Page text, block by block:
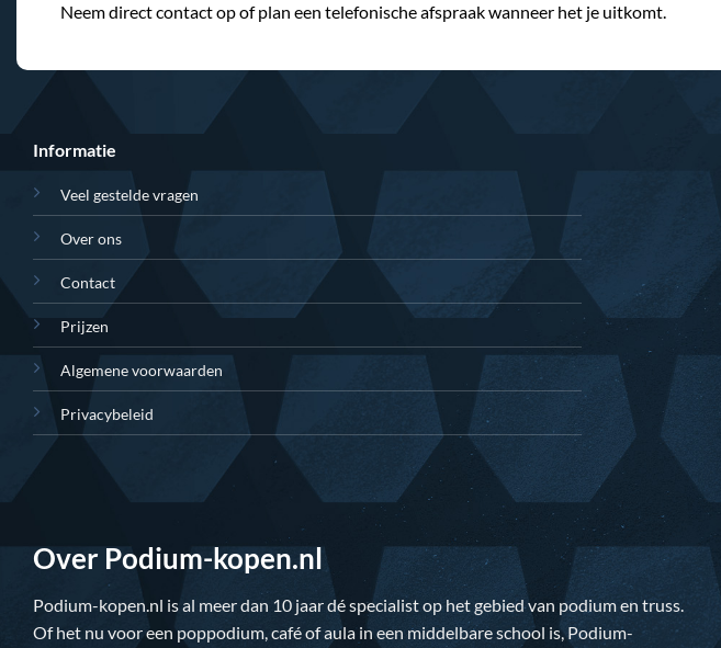
Neem direct contact op of plan een telefonische afspraak wanneer het je uitkomt.
Informatie
Veel gestelde vragen
Over ons
Contact
Prijzen
Algemene voorwaarden
Privacybeleid
Over Podium-kopen.nl
Podium-kopen.nl is al meer dan 10 jaar dé specialist op het gebied van podium en truss.
Of het nu voor een poppodium, café of aula in een middelbare school is,Podium-